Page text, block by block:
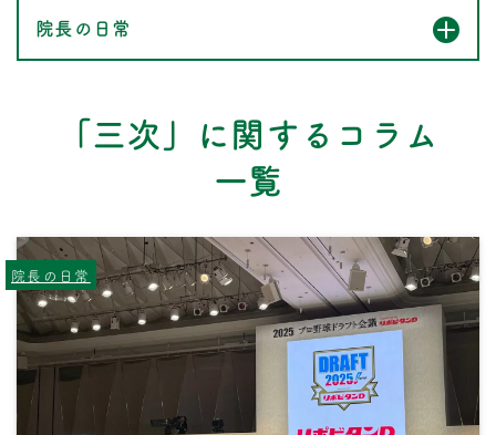
院長の日常
「三次」に関するコラム
一覧
院長の日常